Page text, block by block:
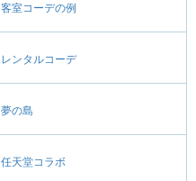
客室コーデの例
レンタルコーデ
夢の島
任天堂コラボ